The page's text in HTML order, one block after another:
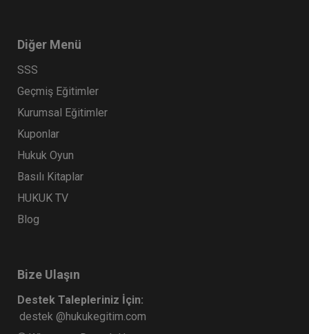
İcra İflas Hukukunda Haciz İşlemleri
Video Eğitimi
Atilla GÜNDOĞAN
Diğer Menü
SSS
Geçmiş Eğitimler
Kurumsal Eğitimler
Kuponlar
Hukuk Oyun
Basılı Kitaplar
HUKUK TV
Blog
Bize Ulaşın
Destek Talepleriniz İçin:
destek @hukukegitim.com